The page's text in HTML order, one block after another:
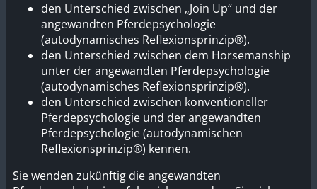
den Unterschied zwischen „Join Up“ und der
angewandten Pferdepsychologie
(autodynamisches Reflexionsprinzip®).
den Unterschied zwischen dem Horsemanship
unter der angewandten Pferdepsychologie
(autodynamisches Reflexionsprinzip®).
den Unterschied zwischen konventioneller
Pferdepsychologie und der angewandten
Pferdepsychologie (autodynamischen
Reflexionsprinzip®) kennen.
Sie wenden zukünftig die angewandten